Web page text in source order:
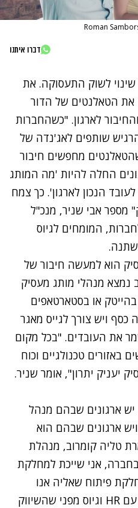
דברו איתנו
שינוי לשוק התעסוקה. את
הטאלנטים של הדור
לארגון. "כשהחברות
שותפים לאג'נדה של
מחפשים חיבור
החלה להיות 'מה המותג
הנכון לארגון'. כך צמח
מספר אבי שניר, מנכ"ל
המומחים לגיוס
הוא למעשה חיבור של
נמצא מנהלי מותג מעסיק
בהייטק או בסטארטאפים
ויש צורך לגייס מאגר
את העובדים. "בכל מקום
טכנולגיים וכוח
יעניק יתרון", אומר שניר.
יש ארגונים שבהם מנהל
ויש ארגונים שבהם הוא
טליה קומרוב, מנהלת
אני שייכת למחלקת
פיתוח שאליה אנו
עם HR וגיוס מפני שהשיווק